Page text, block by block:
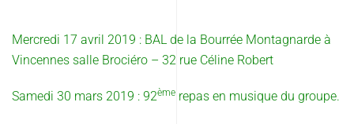
Mercredi 17 avril 2019 : BAL de la Bourrée Montagnarde à
Vincennes salle Brociéro – 32 rue Céline Robert
Samedi 30 mars 2019 : 92ème repas en musique du groupe.